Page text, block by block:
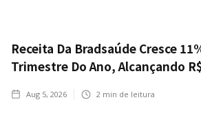
Receita Da Bradsaúde Cresce
Trimestre Do Ano, Alcançando
Aug 5, 2026 2 min de leitura